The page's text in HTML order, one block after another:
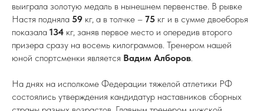
выиграла золотую медаль в нынешнем первенстве. В рывке
Настя подняла 59 кг, а в толчке – 75 кг и в сумме двоеборья
показала 134 кг, заняв первое место и опередив второго
призера сразу на восемь килограммов. Тренером нашей
юной спортсменки является Вадим Алборов.
На днях на исполкоме Федерации тяжелой атлетики РФ
состоялись утверждения кандидатур наставников сборных